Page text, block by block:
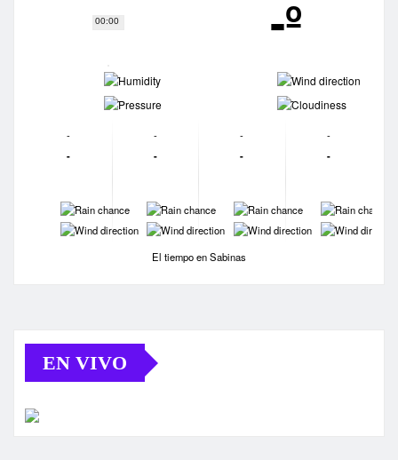
00:00 -º
-
-
-
-
-
-
-
-
-
-
-
-
-
-
-
-
-
-
-
-
El tiempo en Sabinas
EN VIVO